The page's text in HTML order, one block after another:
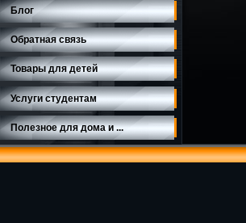
Блог
Обратная связь
Товары для детей
Услуги студентам
Полезное для дома и ...